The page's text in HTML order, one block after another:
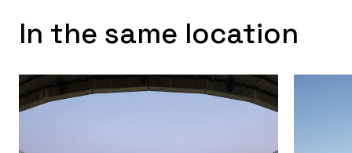
In the same location